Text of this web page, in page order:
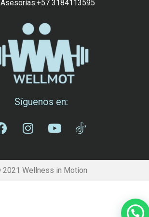
Asesorías:+57 3184113595
Síguenos en:
Wellness in Motion